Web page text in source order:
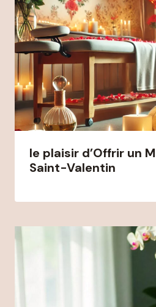
le plaisir d’Offrir un
Saint-Valentin